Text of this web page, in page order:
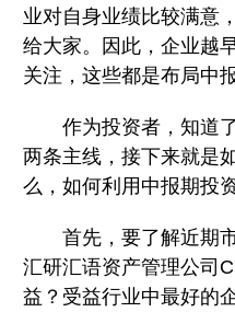
业对自身业绩比较满意
给大家。因此，企业越
关注，这些都是布局中
作为投资者，知道了“
两条主线，接下来就是
么，如何利用中报期投
首先，要了解近期市
汇研汇语资产管理公司
益？受益行业中最好的